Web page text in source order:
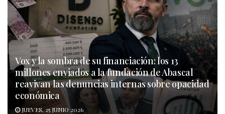
Vox y la sombra de su financiación: los 13
millones enviados a la fundación de Abascal
reavivan las denuncias internas sobre opacidad
económica
JUEVES, 25 JUNIO 2026